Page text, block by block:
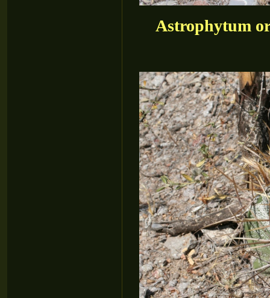
Astrophytum